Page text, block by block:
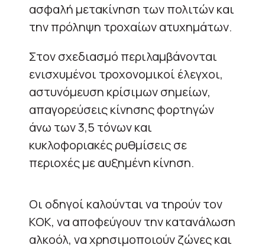
ασφαλή μετακίνηση των πολιτών και
την πρόληψη τροχαίων ατυχημάτων.
Στον σχεδιασμό περιλαμβάνονται
ενισχυμένοι τροχονομικοί έλεγχοι,
αστυνόμευση κρίσιμων σημείων,
απαγορεύσεις κίνησης φορτηγών
άνω των 3,5 τόνων και
κυκλοφοριακές ρυθμίσεις σε
περιοχές με αυξημένη κίνηση.
Οι οδηγοί καλούνται να τηρούν τον
ΚΟΚ, να αποφεύγουν την κατανάλωση
αλκοόλ, να χρησιμοποιούν ζώνες και